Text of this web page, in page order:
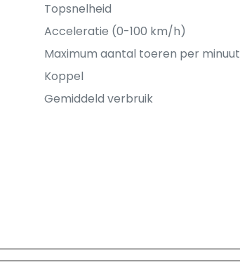
Topsnelheid
Acceleratie (0-100 km/h)
Maximum aantal toeren per minuut
Koppel
Gemiddeld verbruik